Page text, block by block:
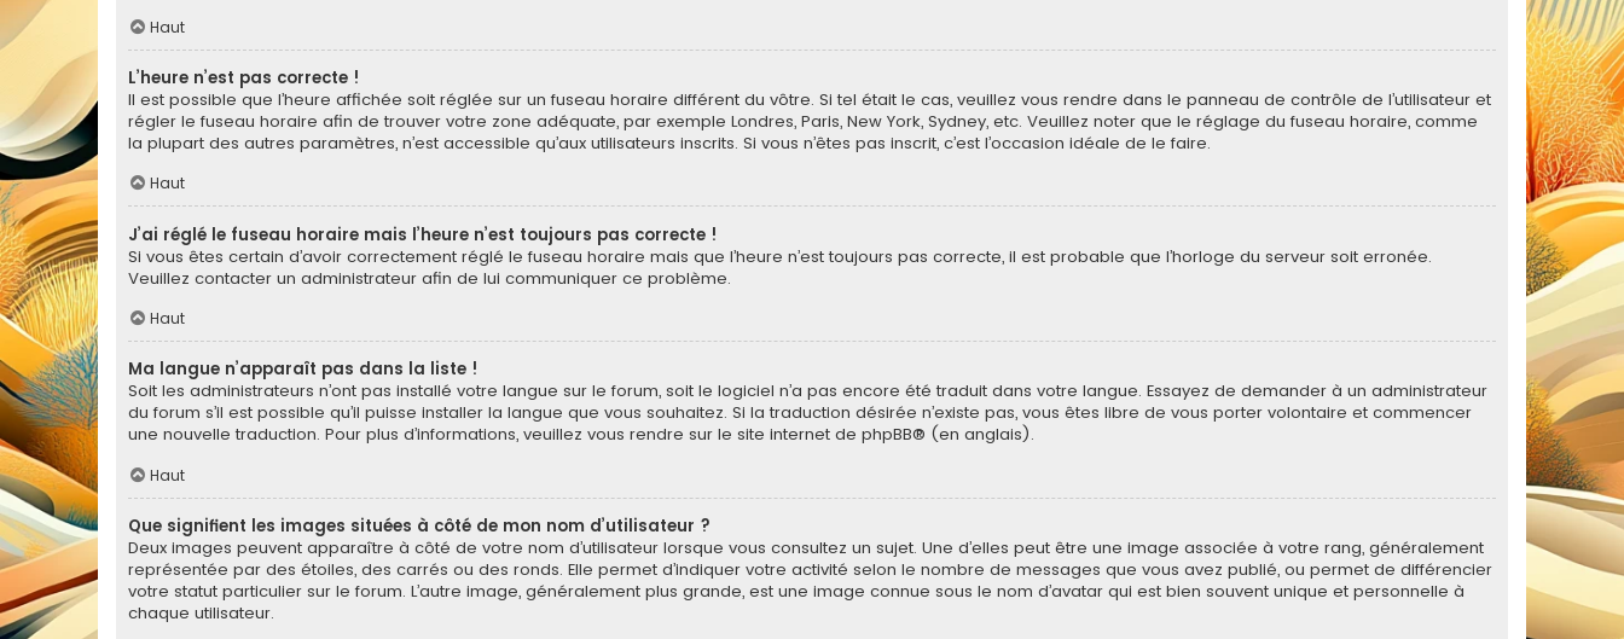
Haut
L’heure n’est pas correcte !
Il est possible que l’heure affichée soit réglée sur un fuseau horaire différent du vôtre. Si tel était le cas, veuillez vous rendre dans le panneau de contrôle de l’utilisateur et
régler le fuseau horaire afin de trouver votre zone adéquate, par exemple Londres, Paris, New York, Sydney, etc. Veuillez noter que le réglage du fuseau horaire, comme
la plupart des autres paramètres, n’est accessible qu’aux utilisateurs inscrits. Si vous n’êtes pas inscrit, c’est l’occasion idéale de le faire.
Haut
J’ai réglé le fuseau horaire mais l’heure n’est toujours pas correcte !
Si vous êtes certain d’avoir correctement réglé le fuseau horaire mais que l’heure n’est toujours pas correcte, il est probable que l’horloge du serveur soit erronée.
Veuillez contacter un administrateur afin de lui communiquer ce problème.
Haut
Ma langue n’apparaît pas dans la liste !
Soit les administrateurs n’ont pas installé votre langue sur le forum, soit le logiciel n’a pas encore été traduit dans votre langue. Essayez de demander à un administrateur
du forum s’il est possible qu’il puisse installer la langue que vous souhaitez. Si la traduction désirée n’existe pas, vous êtes libre de vous porter volontaire et commencer
une nouvelle traduction. Pour plus d’informations, veuillez vous rendre sur le site internet de phpBB® (en anglais).
Haut
Que signifient les images situées à côté de mon nom d’utilisateur ?
Deux images peuvent apparaître à côté de votre nom d’utilisateur lorsque vous consultez un sujet. Une d’elles peut être une image associée à votre rang, généralement
représentée par des étoiles, des carrés ou des ronds. Elle permet d’indiquer votre activité selon le nombre de messages que vous avez publié, ou permet de différencier
votre statut particulier sur le forum. L’autre image, généralement plus grande, est une image connue sous le nom d’avatar qui est bien souvent unique et personnelle à
chaque utilisateur.